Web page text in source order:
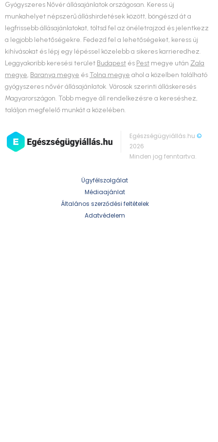
Gyógyszeres Nővér állásajánlatok országosan. Keress új
munkahelyet népszerű álláshirdetések között, böngészd át a
legfrissebb állásajánlatokat, töltsd fel az önéletrajzod és jelentkezz
a legjobb lehetőségekre. Fedezd fel a lehetőségeket, keress új
kihívásokat és lépj egy lépéssel közelebb a sikeres karrieredhez.
Leggyakoribb keresési terület Budapest és Pest megye után Zala
megye, Baranya megye ésTolna megye ahol a közelben található
gyógyszeres nővér állásajánlatok. Városok szerinti álláskeresés
Magyarországon. Több megye áll rendelkezésre a kereséshez,
találjon megfelelő munkát a közelében.
Egészségügyiállás.hu©
2026
Minden jog fenntartva.
Ügyfélszolgálat
Médiaajánlat
Általános szerződési feltételek
Adatvédelem